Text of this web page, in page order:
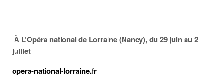
À L’Opéra national de Lorraine (Nancy), du 29 juin au 2
juillet
opera-national-lorraine.fr